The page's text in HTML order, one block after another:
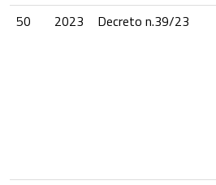
50
2023 Decreto n.39/23